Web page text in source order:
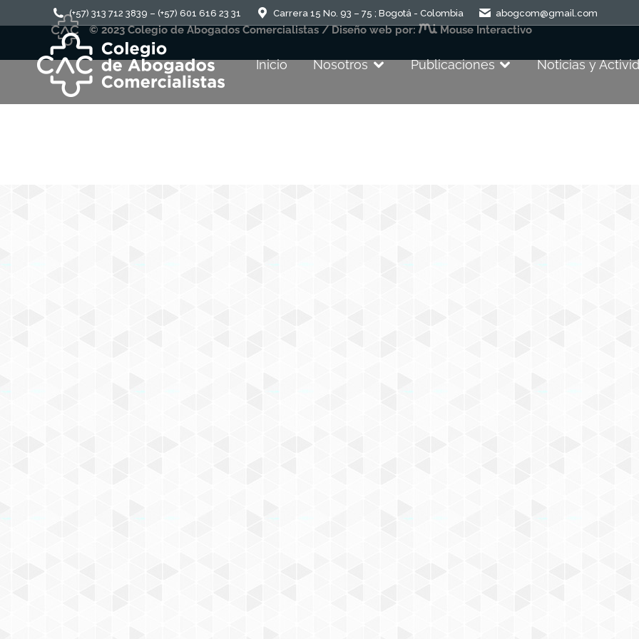
(+57) 313 712 3839 – (+57) 601 616 23 31 Carrera 15 No. 93 – 75 ; Bogotá - Colombia abogcom@gmail.com
Inicio Nosotros Publicaciones Noticias y
© 2023 Colegio de Abogados Comercialistas / Diseño web por: Mouse Interactivo